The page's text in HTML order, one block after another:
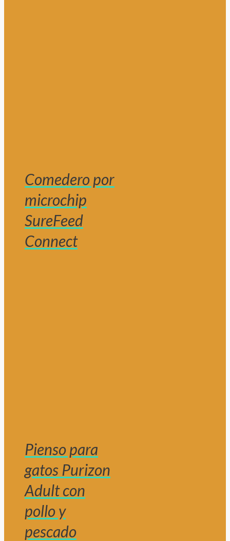
Comedero por
microchip
SureFeed
Connect
Pienso para
gatos Purizon
Adult con
pollo y
pescado